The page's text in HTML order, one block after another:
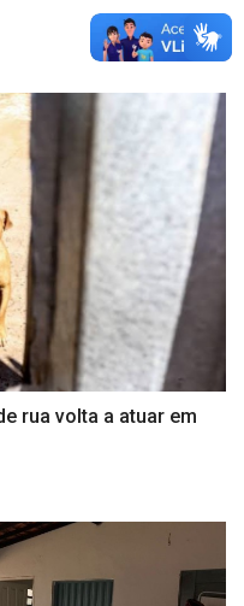
rua volta a atuar em